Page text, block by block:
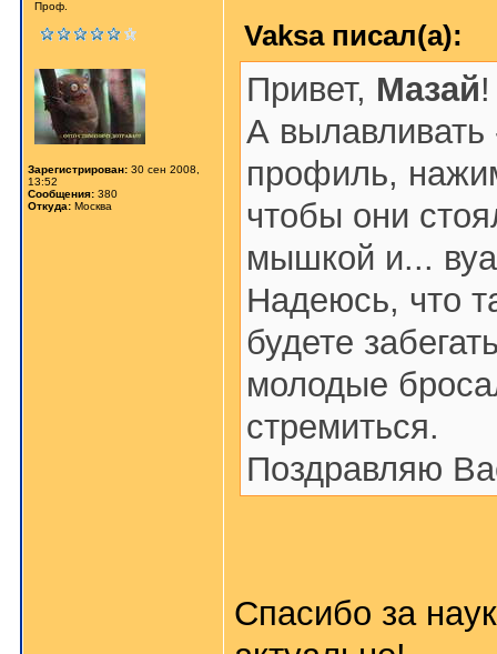
Проф.
Зарегистрирован: 30 сен 2008,
13:52
Сообщения: 380
Откуда: Москва
Vaksa писал(а):
Привет, Мазай!
А вылавливать
профиль,
чтобы они
мышкой и...
Надеюсь, что
будете
молодые
стремиться.
Поздравляю
Спасибо за